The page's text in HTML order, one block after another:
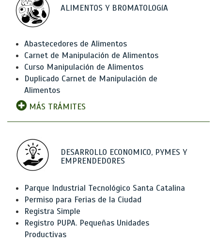
ALIMENTOS Y BROMATOLOGíA
Abastecedores de Alimentos
Carnet de Manipulación de Alimentos
Curso Manipulación de Alimentos
Duplicado Carnet de Manipulación de
Alimentos
MÁS TRÁMITES
DESARROLLO ECONOMICO, PYMES Y
EMPRENDEDORES
Parque Industrial Tecnológico Santa Catalina
Permiso para Ferias de la Ciudad
Registra Simple
Registro PUPA. Pequeñas Unidades
Productivas